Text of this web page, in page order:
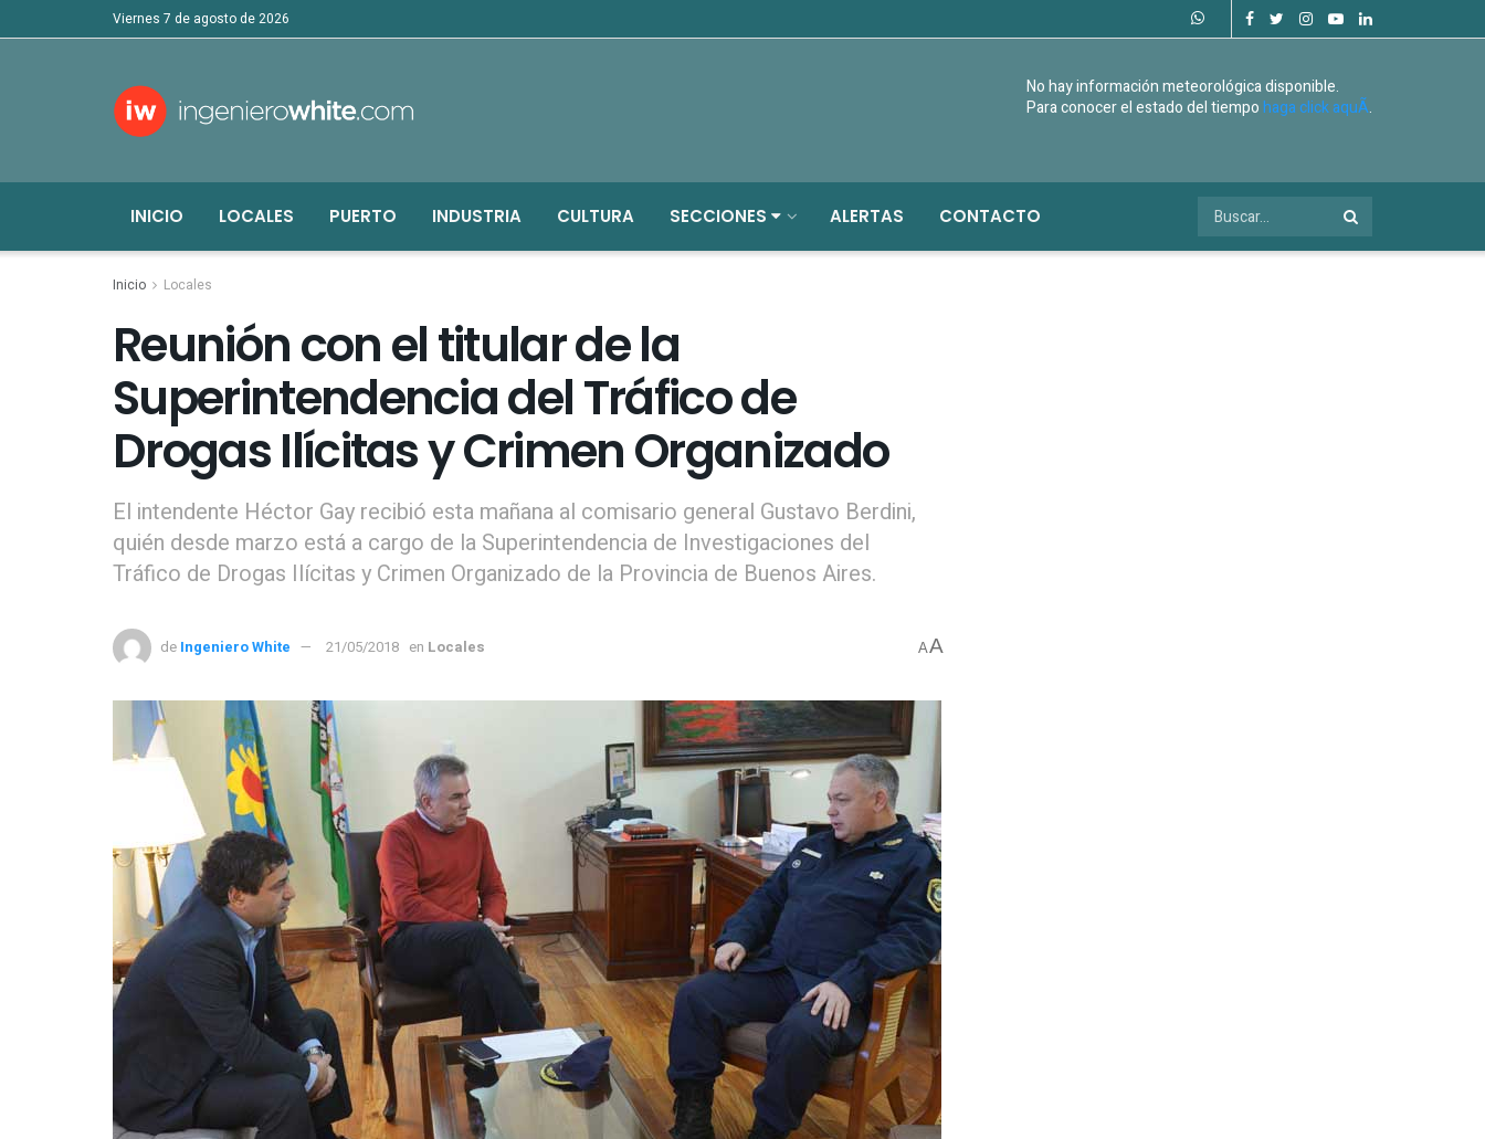
viernes 7 de agosto de 2026
No hay información meteorológica disponible.
Para conocer el estado del tiempohaga click aquÃ­.
INICIO LOCALES PUERTO INDUSTRIA CULTURA SECCIONES ALERTAS CONTACTO
Inicio Locales
Reunión con el titular de la
Superintendencia del Tráfico de
Drogas Ilícitas y Crimen Organizado
El intendente Héctor Gay recibió esta mañana al comisario general Gustavo Berdini,
quién desde marzo está a cargo de la Superintendencia de Investigaciones del
Tráfico de Drogas Ilícitas y Crimen Organizado de la Provincia de Buenos Aires.
de Ingeniero White 21/05/2018 en Locales AA